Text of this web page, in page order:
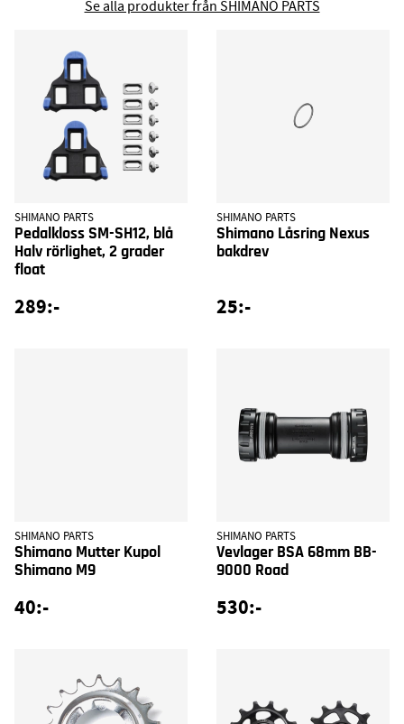
Se alla produkter från SHIMANO PARTS
SHIMANO PARTS
Pedalkloss SM-SH12, blå
Halv rörlighet, 2 grader
float
289:-
SHIMANO PARTS
Shimano Låsring Nexus
bakdrev
25:-
SHIMANO PARTS
Shimano Mutter Kupol
Shimano M9
40:-
SHIMANO PARTS
Vevlager BSA 68mm BB-
9000 Road
530:-